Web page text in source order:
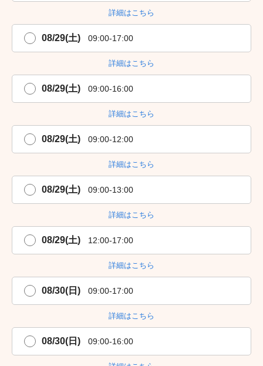
詳細はこちら
08/29(土) 09:00-17:00
詳細はこちら
08/29(土) 09:00-16:00
詳細はこちら
08/29(土) 09:00-12:00
詳細はこちら
08/29(土) 09:00-13:00
詳細はこちら
08/29(土) 12:00-17:00
詳細はこちら
08/30(日) 09:00-17:00
詳細はこちら
08/30(日) 09:00-16:00